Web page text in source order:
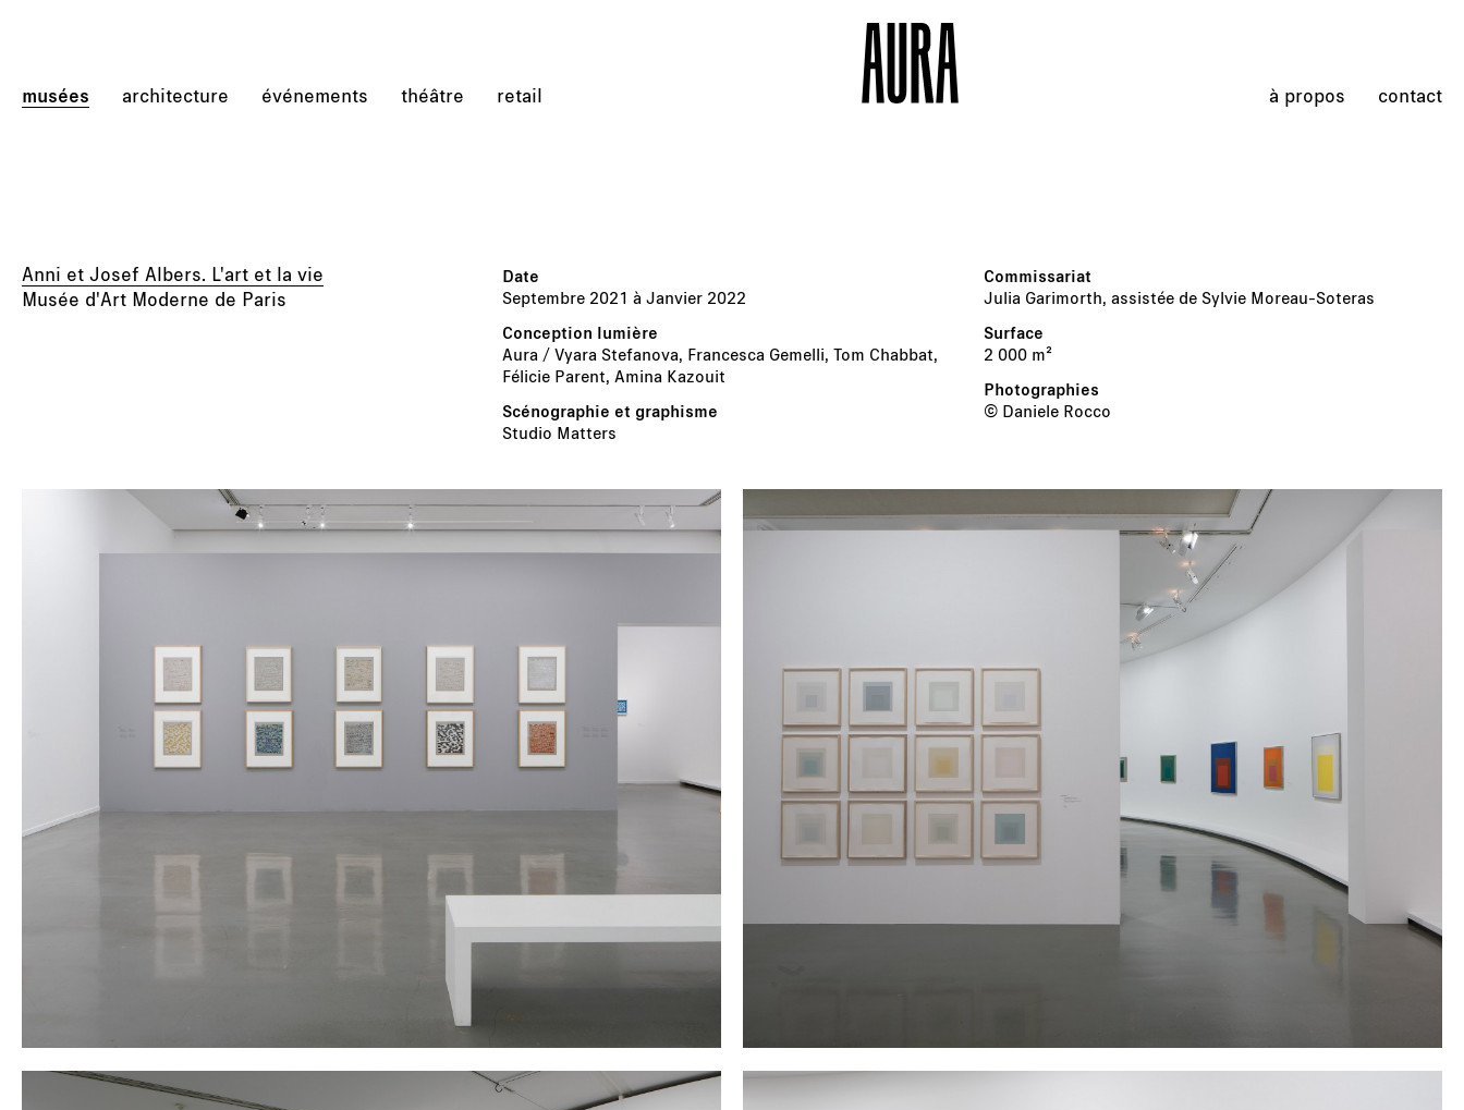
musées architecture événements théâtre retail à propos contact
Anni et Josef Albers. L'art et la vie
Musée d'Art Moderne de Paris
Septembre 2021 à Janvier 2022
Aura / Vyara Stefanova, Francesca Gemelli, Tom Chabbat,
Félicie Parent, Amina Kazouit
Studio Matters
Julia Garimorth, assistée de Sylvie Moreau-Soteras
2 000 m²
© Daniele Rocco